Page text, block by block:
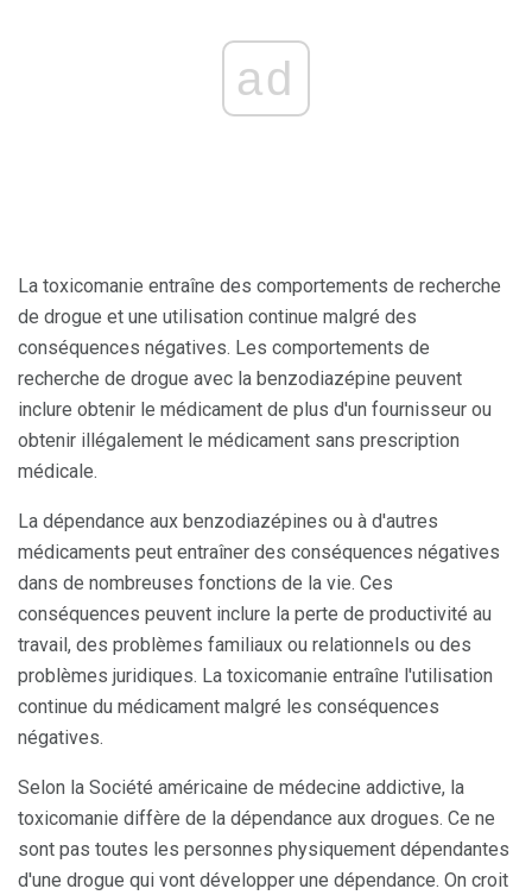
ad
La toxicomanie entraîne des comportements de recherche
de drogue et une utilisation continue malgré des
conséquences négatives. Les comportements de
recherche de drogue avec la benzodiazépine peuvent
inclure obtenir le médicament de plus d'un fournisseur ou
obtenir illégalement le médicament sans prescription
médicale.
La dépendance aux benzodiazépines ou à d'autres
médicaments peut entraîner des conséquences négatives
dans de nombreuses fonctions de la vie. Ces
conséquences peuvent inclure la perte de productivité au
travail, des problèmes familiaux ou relationnels ou des
problèmes juridiques. La toxicomanie entraîne l'utilisation
continue du médicament malgré les conséquences
négatives.
Selon la Société américaine de médecine addictive, la
toxicomanie diffère de la dépendance aux drogues. Ce ne
sont pas toutes les personnes physiquement dépendantes
d'une drogue qui vont développer une dépendance. On croit